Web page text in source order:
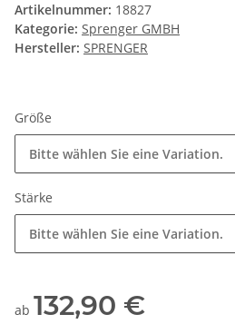
Artikelnummer: 18827
Kategorie: Sprenger GMBH
Hersteller: SPRENGER
Größe
Bitte wählen Sie eine Variation.
Stärke
Bitte wählen Sie eine Variation.
ab 132,90 €